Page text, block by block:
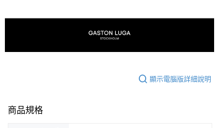
顯示電腦版詳細說明
商品規格